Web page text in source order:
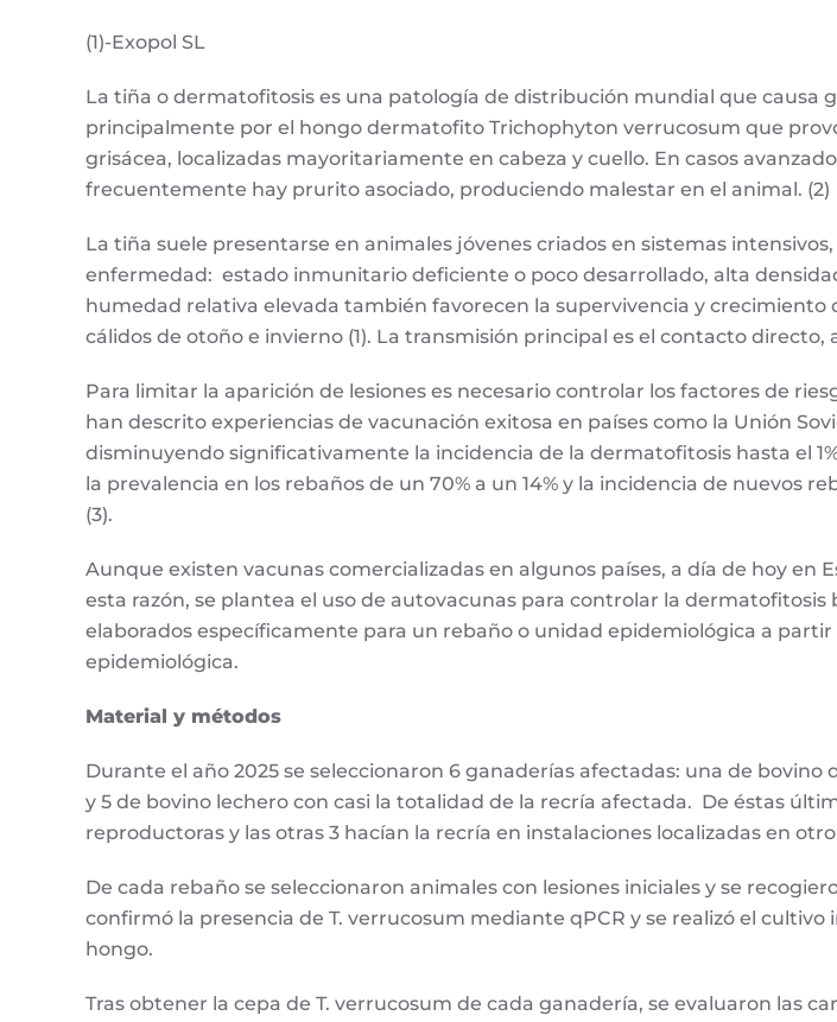
(1)-Exopol SL
La tiña o dermatofitosis es una patología de distribución mundial que causa
principalmente por el hongo dermatofito Trichophyton verrucosum que
grisácea, localizadas mayoritariamente en cabeza y cuello. En casos
frecuentemente hay prurito asociado, produciendo malestar en el animal. (2)
La tiña suele presentarse en animales jóvenes criados en sistemas
enfermedad: estado inmunitario deficiente o poco desarrollado, alta
humedad relativa elevada también favorecen la supervivencia y
cálidos de otoño e invierno (1). La transmisión principal es el contacto
Para limitar la aparición de lesiones es necesario controlar los factores de
han descrito experiencias de vacunación exitosa en países como la Unión
disminuyendo significativamente la incidencia de la dermatofitosis hasta el
la prevalencia en los rebaños de un 70% a un 14% y la incidencia de nuevos
(3).
Aunque existen vacunas comercializadas en algunos países, a día de hoy
esta razón, se plantea el uso de autovacunas para controlar la
elaborados específicamente para un rebaño o unidad epidemiológica a
epidemiológica.
Material y métodos
Durante el año 2025 se seleccionaron 6 ganaderías afectadas: una de
y 5 de bovino lechero con casi la totalidad de la recría afectada. De éstas
reproductoras y las otras 3 hacían la recría en instalaciones localizadas en
De cada rebaño se seleccionaron animales con lesiones iniciales y se
confirmó la presencia de T. verrucosum mediante qPCR y se realizó el
hongo.
Tras obtener la cepa de T. verrucosum de cada ganadería, se evaluaron las